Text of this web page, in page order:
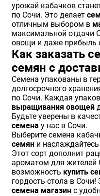
урожай кабачков
по Сочи. Это делает
отличным выбором в
максимальной отдачи
овощи и даже прибыль
Как заказать
семян с
Семена упакованы в
долгосрочного
по Сочи. Каждая
выращивания овощей
Будьте уверены в
семена у нас в Сочи.
Выберите семена
семян и
Этот сорт дополнит
ароматом для жителей
возможность купить
гордость стола в
семена магазин с